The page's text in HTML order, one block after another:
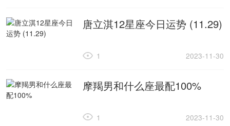
唐立淇12星座今日运势 (11.29)
2023-11-30
1
摩羯男和什么座最配100%
2023-11-30
1